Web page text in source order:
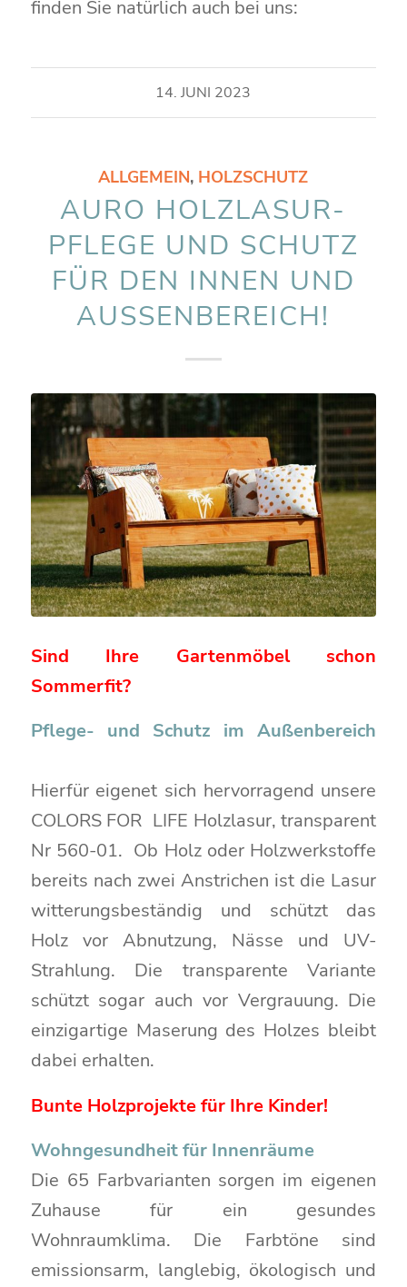
finden Sie natürlich auch bei uns:
14. JUNI 2023
ALLGEMEIN, HOLZSCHUTZ
AURO HOLZLASUR-
PFLEGE UND SCHUTZ
FÜR DEN INNEN UND
AUSSENBEREICH!
Sind Ihre Gartenmöbel schon
Sommerfit?
Pflege- und Schutz im Außenbereich
Hierfür eigenet sich hervorragend unsere
COLORS FOR LIFE Holzlasur, transparent
Nr 560-01. Ob Holz oder Holzwerkstoffe
bereits nach zwei Anstrichen ist die Lasur
witterungsbeständig und schützt das
Holz vor Abnutzung, Nässe und UV-
Strahlung. Die transparente Variante
schützt sogar auch vor Vergrauung. Die
einzigartige Maserung des Holzes bleibt
dabei erhalten.
Bunte Holzprojekte für Ihre Kinder!
Wohngesundheit für Innenräume
Die 65 Farbvarianten sorgen im eigenen
Zuhause für ein gesundes
Wohnraumklima. Die Farbtöne sind
emissionsarm, langlebig, ökologisch und